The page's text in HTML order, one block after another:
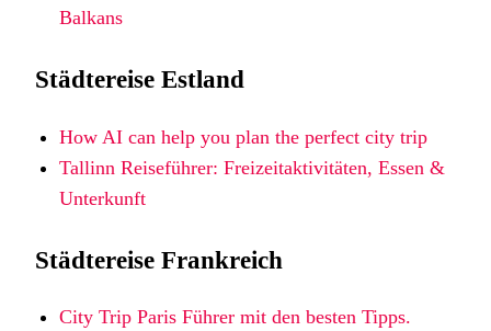
Balkans
Städtereise Estland
How AI can help you plan the perfect city trip
Tallinn Reiseführer: Freizeitaktivitäten, Essen &
Unterkunft
Städtereise Frankreich
City Trip Paris Führer mit den besten Tipps.